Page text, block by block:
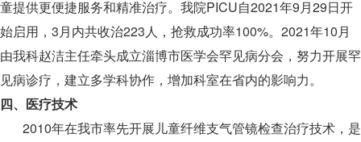
童提供更便捷服务和精准治疗。我院PICU自2021年9月29日开
始启用，3月内共收治223人，抢救成功率100%。2021年10月
由我科赵洁主任牵头成立淄博市医学会罕见病分会，努力开展罕
见病诊疗，建立多学科协作，增加科室在省内的影响力。
四、医疗技术
2010年在我市率先开展儿童纤维支气管镜检查治疗技术，是